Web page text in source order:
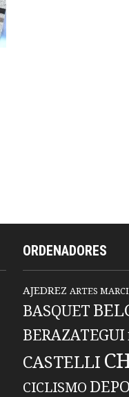
ORDENADORES
AJEDREZ ARTES
BASQUET
BERAZATEGUI
CASTELLI
CICLISMO